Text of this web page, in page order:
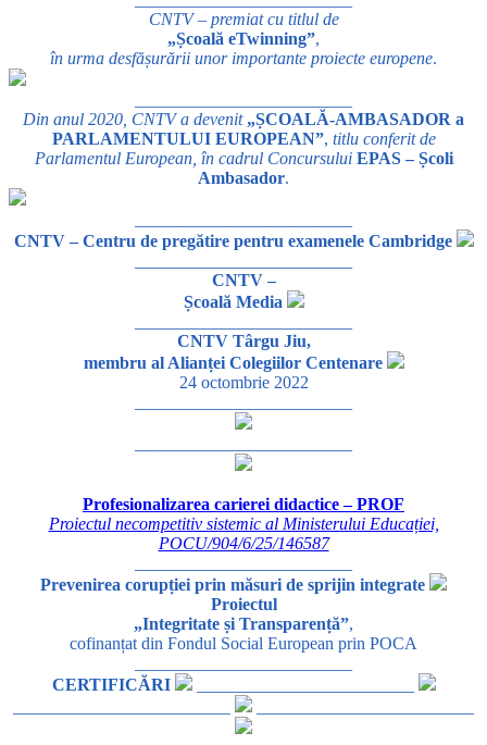
CNTV – premiat cu titlul de
„Școală eTwinning”,
în urma desfășurării unor importante proiecte europene.
Din anul 2020, CNTV a devenit „ȘCOALĂ-AMBASADOR a
PARLAMENTULUI EUROPEAN”, titlu conferit de
Parlamentul European, în cadrul Concursului EPAS – Școli
Ambasador.
CNTV – Centru de pregătire pentru examenele Cambridge
CNTV –
Școală Media
CNTV Târgu Jiu,
membru al Alianței Colegiilor Centenare
24 octombrie 2022
Profesionalizarea carierei didactice – PROF
Proiectul necompetitiv sistemic al Ministerului Educației,
POCU/904/6/25/146587
Prevenirea corupției prin măsuri de sprijin integrate
Proiectul
„Integritate și Transparență”,
cofinanțat din Fondul Social European prin POCA
CERTIFICĂRI
_________________________